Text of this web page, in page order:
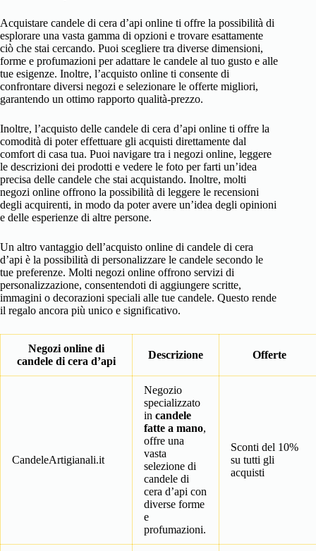
Acquistare candele di cera d’api online ti offre la possibilità di
esplorare una vasta gamma di opzioni e trovare esattamente
ciò che stai cercando. Puoi scegliere tra diverse dimensioni,
forme e profumazioni per adattare le candele al tuo gusto e alle
tue esigenze. Inoltre, l’acquisto online ti consente di
confrontare diversi negozi e selezionare le offerte migliori,
garantendo un ottimo rapporto qualità-prezzo.
Inoltre, l’acquisto delle candele di cera d’api online ti offre la
comodità di poter effettuare gli acquisti direttamente dal
comfort di casa tua. Puoi navigare tra i negozi online, leggere
le descrizioni dei prodotti e vedere le foto per farti un’idea
precisa delle candele che stai acquistando. Inoltre, molti
negozi online offrono la possibilità di leggere le recensioni
degli acquirenti, in modo da poter avere un’idea degli opinioni
e delle esperienze di altre persone.
Un altro vantaggio dell’acquisto online di candele di cera
d’api è la possibilità di personalizzare le candele secondo le
tue preferenze. Molti negozi online offrono servizi di
personalizzazione, consentendoti di aggiungere scritte,
immagini o decorazioni speciali alle tue candele. Questo rende
il regalo ancora più unico e significativo.
Negozi online di
candele di cera d’api
Descrizione Offerte
CandeleArtigianali.it
Negozio
specializzato
in candele
fatte a mano,
offre una
vasta
selezione di
candele di
cera d’api con
diverse forme
e
profumazioni.
Sconti del 10%
su tutti gli
acquisti